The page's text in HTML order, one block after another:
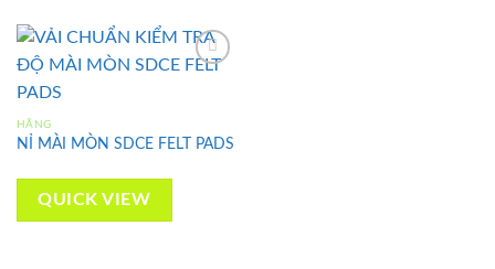
wishlist
HÃNG
NỈ MÀI MÒN SDCE FELT PADS
QUICK VIEW